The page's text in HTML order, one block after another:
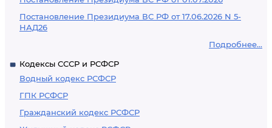
Постановление Президиума ВС РФ от 17.06.2026 N 5-
НАД26
Подробнее...
Кодексы СССР и РСФСР
Водный кодекс РСФСР
ГПК РСФСР
Гражданский кодекс РСФСР